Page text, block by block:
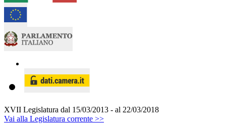
XVII Legislatura dal 15/03/2013 - al 22/03/2018
Vai alla Legislatura corrente >>